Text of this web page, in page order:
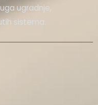
ugradnje,
sistema.